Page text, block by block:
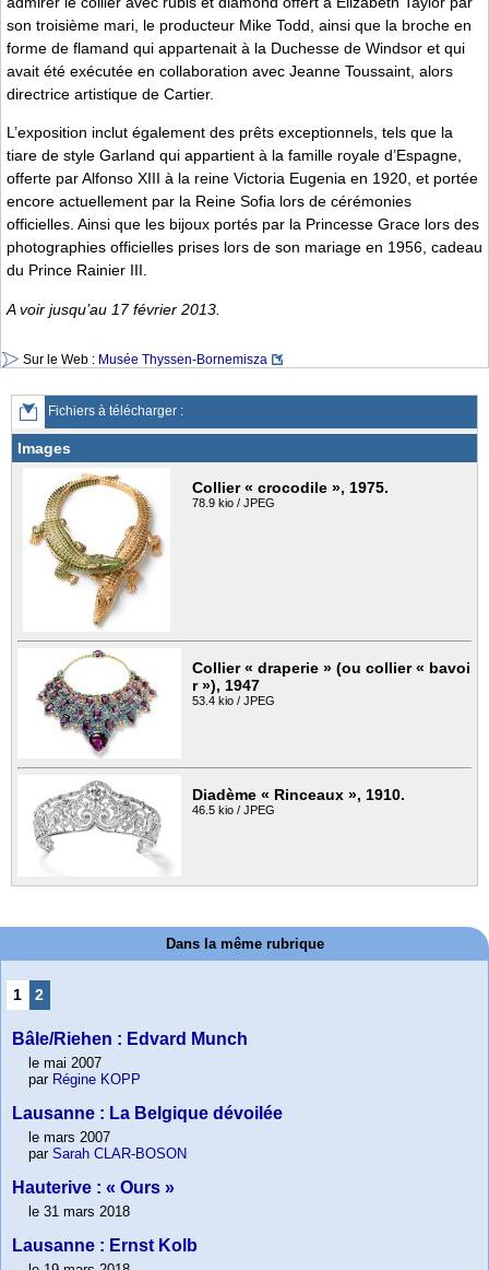
son troisième mari, le producteur Mike Todd, ainsi que la broche en
forme de flamand qui appartenait à la Duchesse de Windsor et qui
avait été exécutée en collaboration avec Jeanne Toussaint, alors
directrice artistique de Cartier.
L’exposition inclut également des prêts exceptionnels, tels que la
tiare de style Garland qui appartient à la famille royale d’Espagne,
offerte par Alfonso XIII à la reine Victoria Eugenia en 1920, et portée
encore actuellement par la Reine Sofia lors de cérémonies
officielles. Ainsi que les bijoux portés par la Princesse Grace lors des
photographies officielles prises lors de son mariage en 1956, cadeau
du Prince Rainier III.
A voir jusqu’au 17 février 2013.
Sur le Web : Musée Thyssen-Bornemisza
Fichiers à télécharger :
Images
Collier « crocodile », 1975.
78.9 kio / JPEG
Collier « draperie » (ou collier « bavoi
r »), 1947
53.4 kio / JPEG
Diadème « Rinceaux », 1910.
46.5 kio / JPEG
Dans la même rubrique
1 2
Bâle/Riehen : Edvard Munch
le mai 2007
par Régine KOPP
Lausanne : La Belgique dévoilée
le mars 2007
par Sarah CLAR-BOSON
Hauterive : « Ours »
le 31 mars 2018
Lausanne : Ernst Kolb